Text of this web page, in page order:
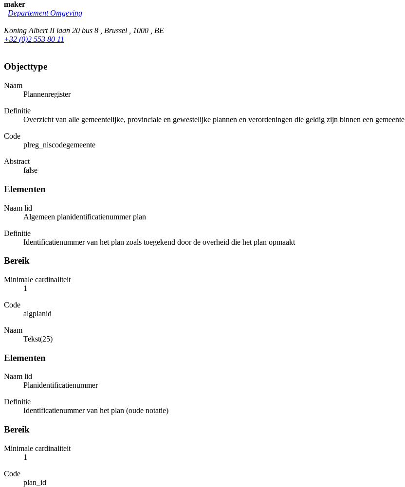
maker
Departement Omgeving
Koning Albert II laan 20 bus 8 , Brussel , 1000 , BE
+32 (0)2 553 80 11
Objecttype
Naam
Plannenregister
Definitie
Overzicht van alle gemeentelijke, provinciale en gewestelijke plannen en verordeningen die geldig zijn binnen een gemeente
Code
plreg_niscodegemeente
Abstract
false
Elementen
Naam lid
Algemeen planidentificatienummer plan
Definitie
Identificatienummer van het plan zoals toegekend door de overheid die het plan opmaakt
Bereik
Minimale cardinaliteit
1
Code
algplanid
Naam
Tekst(25)
Elementen
Naam lid
Planidentificatienummer
Definitie
Identificatienummer van het plan (oude notatie)
Bereik
Minimale cardinaliteit
1
Code
plan_id